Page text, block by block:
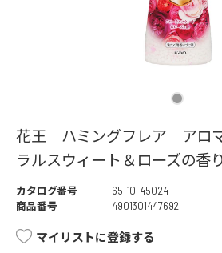
花王 ハミングフレア アロ
ラルスウィート＆ローズの
カタログ番号
65-10-45024
商品番号
4901301447692
マイリストに登録する